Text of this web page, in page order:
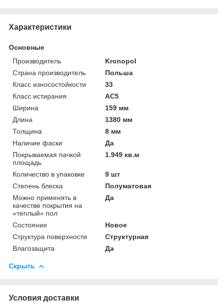
Характеристики
Основные
Производитель
Kronopol
Страна производитель
Польша
Класс износостойкости
33
Класс истирания
АС5
Ширина
159 мм
Длина
1380 мм
Толщина
8 мм
Наличие фаски
Да
Покрываемая пачкой
площадь
1.949 кв.м
Количество в упаковке
9 шт
Степень блеска
Полуматовая
Можно применять в
качестве покрытия на
«теплый» пол
Да
Состояние
Новое
Структура поверхности
Структурная
Влагозащита
Да
Скрыть
Условия доставки